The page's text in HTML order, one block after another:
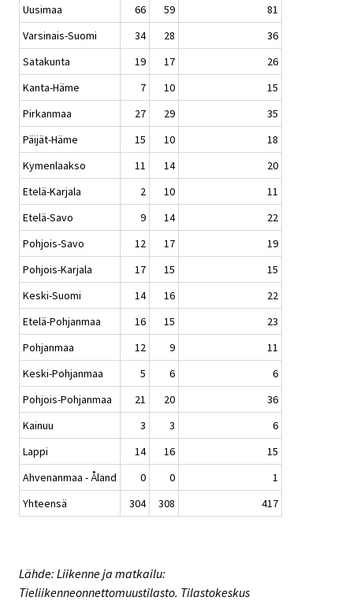
Uusimaa
66 59
81
Varsinais-Suomi
34 28
36
Satakunta
19 17
26
Kanta-Häme
7 10
15
Pirkanmaa
27 29
35
Päijät-Häme
15 10
18
Kymenlaakso
11 14
20
Etelä-Karjala
2 10
11
Etelä-Savo
9 14
22
Pohjois-Savo
12 17
19
Pohjois-Karjala
17 15
15
Keski-Suomi
14 16
22
Etelä-Pohjanmaa
16 15
23
Pohjanmaa
12 9
11
Keski-Pohjanmaa
5 6
6
Pohjois-Pohjanmaa
21 20
36
Kainuu
3 3
6
Lappi
14 16
15
Ahvenanmaa - Åland
0 0
1
Yhteensä
304 308 417
Lähde: Liikenne ja matkailu:
Tieliikenneonnettomuustilasto. Tilastokeskus